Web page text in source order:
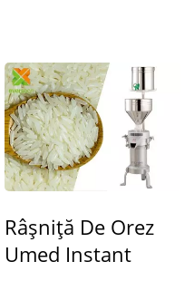
Râșniță De Orez
Umed Instant